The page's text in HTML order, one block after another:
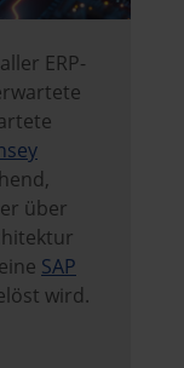
ERP-
über
SAP
wird.